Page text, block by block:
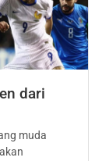
dari
muda